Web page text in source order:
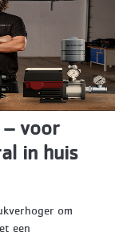
voor
in huis
om
een